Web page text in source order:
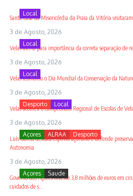
Local
Santa Casa da Misericórdia da Praia da Vitória visitaram
3 de Agosto, 2026
Local
Velas alerta para importância da correta separação de
3 de Agosto, 2026
Local
Velas assinalou o Dia Mundial da Conservação da
3 de Agosto, 2026
Desporto Local
Velas acolheu o Campeonato Regional de Escolas de
3 de Agosto, 2026
Açores ALRAA Desporto
Luís Garcia destaca espírito açoriano e defende
Autonomia
3 de Agosto, 2026
Açores Saude
Governo dos Açores investe 3,8 milhões de euros em
cuidados de s...